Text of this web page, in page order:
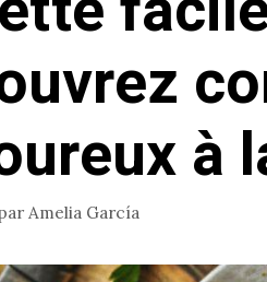
à
Amelia García